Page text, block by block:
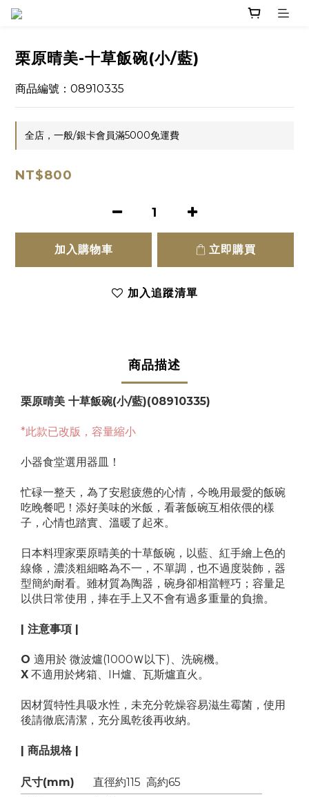
栗原晴美-十草飯碗(小/藍)
商品編號：08910335
全店，一般/銀卡會員滿5000免運費
NT$800
加入購物車 立即購買
加入追蹤清單
商品描述
栗原晴美 十草飯碗(小/藍)(08910335)
*此款已改版，容量縮小
小器食堂選用器皿！
忙碌一整天，為了安慰疲憊的心情，今晚用最愛的飯碗
吃晚餐吧！添好美味的米飯，看著飯碗互相依偎的樣
子，心情也踏實、溫暖了起來。
日本料理家栗原晴美的十草飯碗，以藍、紅手繪上色的
線條，濃淡粗細略為不一，不單調，也不過度裝飾，器
型簡約耐看。雖材質為陶器，碗身卻相當輕巧；容量足
以供日常使用，捧在手上又不會有過多重量的負擔。
| 注意事項 |
O 適用於 微波爐(1000Ｗ以下)、洗碗機。
X 不適用於烤箱、IH爐、瓦斯爐直火。
因材質特性具吸水性，未充分乾燥容易滋生霉菌，使用
後請徹底清潔，充分風乾後再收納。
| 商品規格 |
尺寸(mm)
直徑約115 高約65